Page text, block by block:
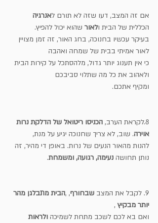
אם זה המצב, דעו שזה לא תורם לאנרגיה
הכללית של הבית ולאור שהוא יכול להפיץ.
בעיקר עכשיו בחנוכה, בחג האור, זה זמן מצויין
לאור אמיתי בבית של שמחה ואהבה
כי אין תענוג יותר גדול, מלהסתכל על קירות הבית
ולאהוב את כל מה שתלוי סביבכם
ומקיף אתכם.
8.לקראת הערב,
הכניסו ריטואל של הדלקת נרות
אוירה. שוב, לא צריך שחנוכה יגיע על מנת,
להנות מהאור הנעים של נרות. באופן די מהיר, זה
נותן תחושה נעימה, רגועה, ומשמחת.
9. לקבל את המצב שבחורף, ,הבית מתבלגן מהר
יותר מבקיץ ,
ואם בא לכם לשכב מתחת לשמיכה ולראות